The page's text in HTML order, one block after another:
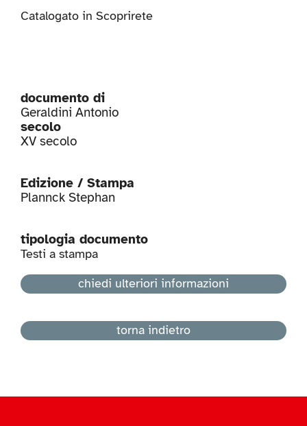
Catalogato in Scoprirete
documento di
Geraldini Antonio
secolo
XV secolo
Edizione / Stampa
Plannck Stephan
tipologia documento
Testi a stampa
chiedi ulteriori informazioni
torna indietro